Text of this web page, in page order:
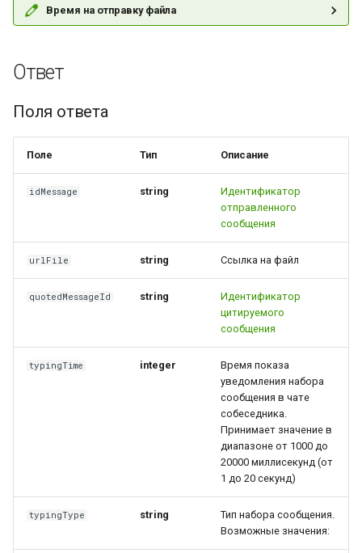
Время на отправку файла
Ответ
Поля ответа
Поле Тип Описание
idMessage string
Идентификатор
отправленного
сообщения
urlFile string Ссылка на файл
quotedMessageId string
Идентификатор
цитируемого
сообщения
typingTime integer
Время показа
уведомления набора
сообщения в чате
собеседника.
Принимает значение в
диапазоне от 1000 до
20000 миллисекунд (от
1 до 20 секунд)
typingType string
Тип набора сообщения.
Возможные значения: